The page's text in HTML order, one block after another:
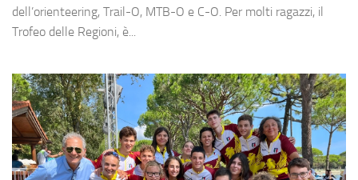
dell’orienteering, Trail-O, MTB-O e C-O. Per molti ragazzi, il
Trofeo delle Regioni, è...